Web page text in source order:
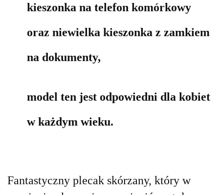
kieszonka na telefon komórkowy
oraz niewielka kieszonka z zamkiem
na dokumenty,
model ten jest odpowiedni dla kobiet
w każdym wieku.
Fantastyczny plecak skórzany, który w